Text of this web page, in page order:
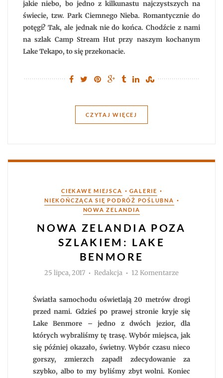
w
Camp
Stream
jakie niebo, bo jedno z kilkunastu najczystszych na
świecie, tzw. Park Ciemnego Nieba. Romantycznie do
potęgi? Tak, ale jednak nie do końca. Chodźcie z nami
na szlak Camp Stream Hut przy naszym kochanym
Lake Tekapo, to się przekonacie.
CZYTAJ WIĘCEJ
Kategorie
CIEKAWE MIEJSCA • GALERIE •
NIEKOŃCZĄCA SIĘ PODRÓŻ POŚLUBNA •
NOWA ZELANDIA
NOWA ZELANDIA POZA
SZLAKIEM: LAKE
BENMORE
25 lipca, 2017 Autor
Redakcja 12 Komentarzedo
szlakiem:
Lake
Benmore
Światła samochodu oświetlają 20 metrów drogi
przed nami. Gdzieś po prawej stronie kryje się
Lake Benmore – jedno z dwóch jezior, dla
których wybraliśmy tę trasę. Wybór miejsca, jak
się później okazało, świetny. Wybór czasu nieco
gorszy, zmierzch zapadł zdecydowanie za
szybko, albo to my byliśmy zbyt wolni. Koniec